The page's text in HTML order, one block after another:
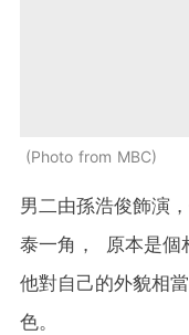
Photo from MBC
男二由孫浩俊飾演
泰一角， 原本是個
他對自己的外貌相
色。